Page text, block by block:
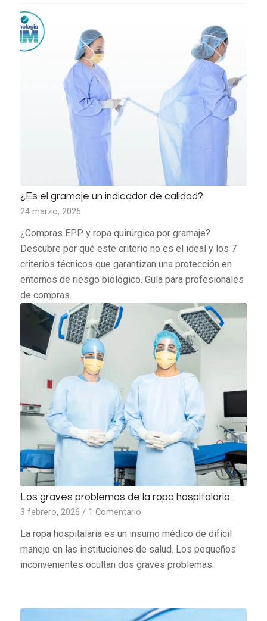
¿Es el gramaje un indicador de calidad?
24 marzo, 2026
¿Compras EPP y ropa quirúrgica por gramaje?
Descubre por qué este criterio no es el ideal y los 7
criterios técnicos que garantizan una protección en
entornos de riesgo biológico. Guía para profesionales
de compras.
Los graves problemas de la ropa hospitalaria
3 febrero, 2026 / 1 Comentario
La ropa hospitalaria es un insumo médico de difícil
manejo en las instituciones de salud. Los pequeños
inconvenientes ocultan dos graves problemas.